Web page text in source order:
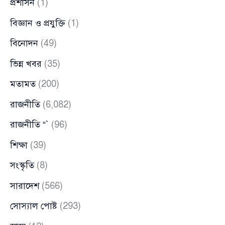
প্রশাসন (1)
বিজ্ঞান ও প্রযুক্তি (1)
বিনোদন (49)
ভিন্ন খবর (35)
মতামত(200)
রাজনীতি(6,082)
রাজনীতি “` (96)
শিক্ষা (39)
সংস্কৃতি(8)
সারাদেশ(566)
সোস্যাল পোষ্ট (293)